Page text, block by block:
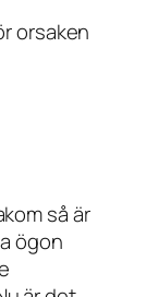
orsaken
så är
ögon